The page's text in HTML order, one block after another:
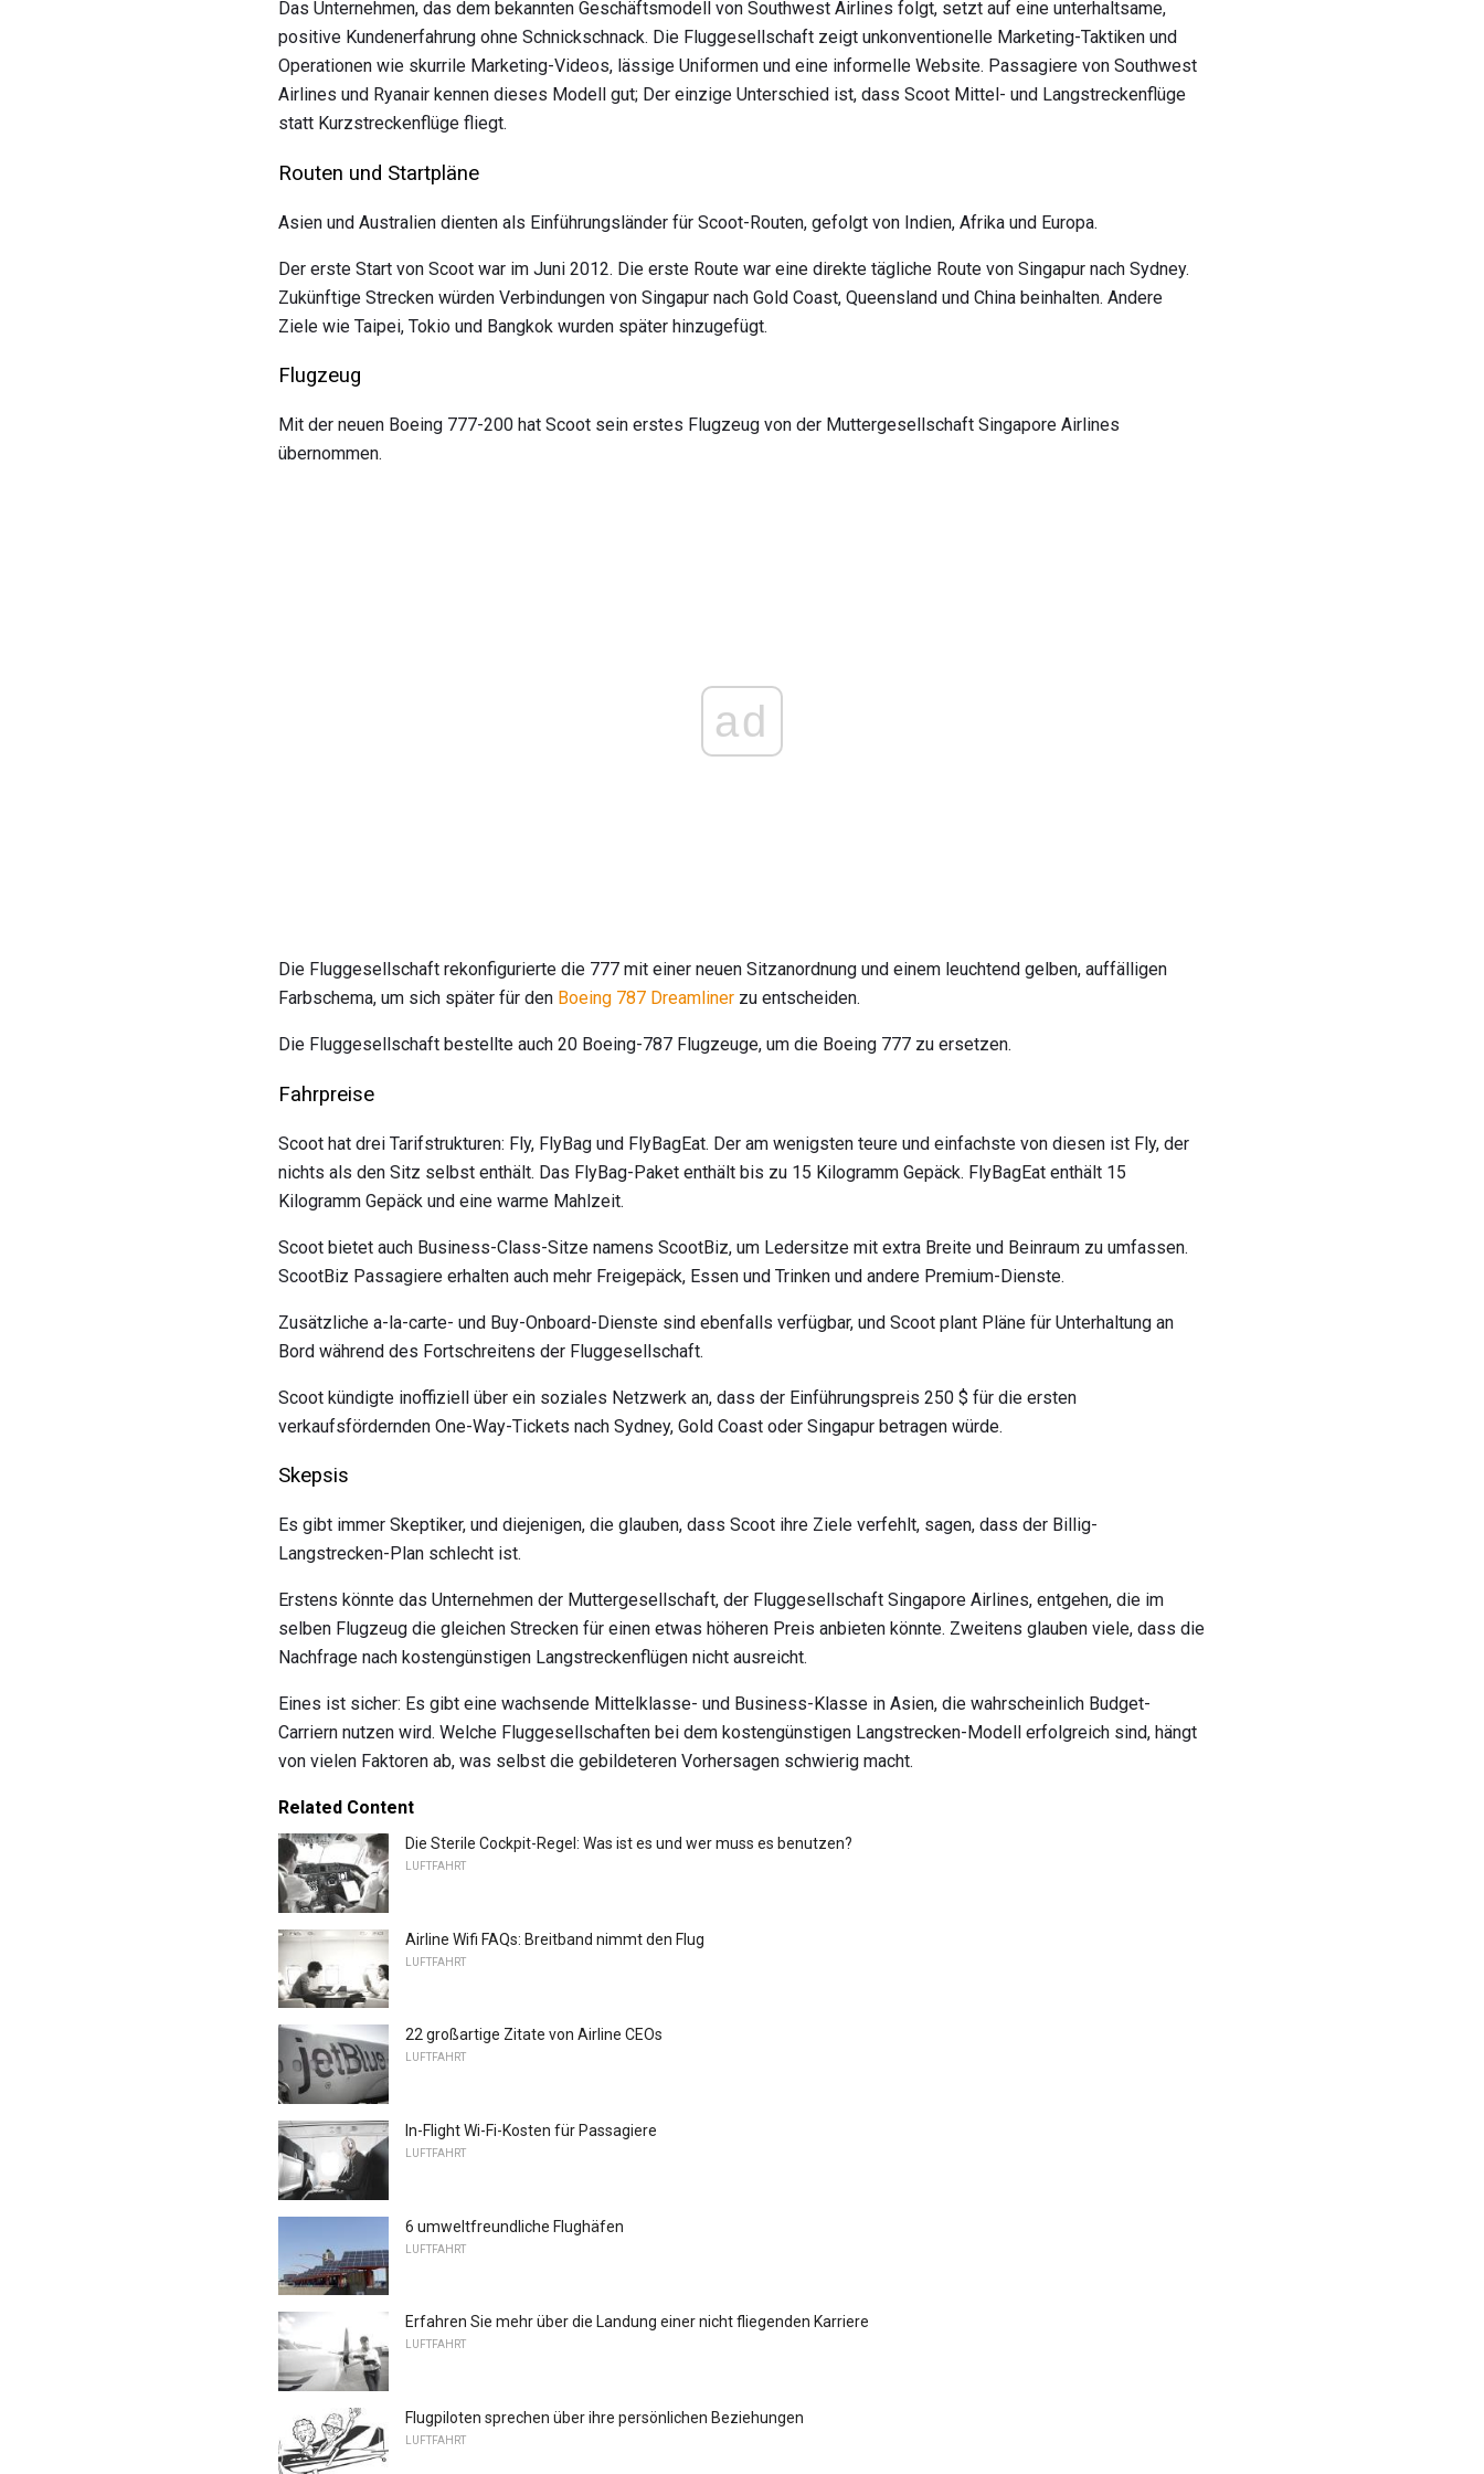
Das Unternehmen, das dem bekannten Geschäftsmodell von Southwest Airlines folgt, setzt auf eine unterhaltsame,
positive Kundenerfahrung ohne Schnickschnack. Die Fluggesellschaft zeigt unkonventionelle Marketing-Taktiken und
Operationen wie skurrile Marketing-Videos, lässige Uniformen und eine informelle Website. Passagiere von Southwest
Airlines und Ryanair kennen dieses Modell gut; Der einzige Unterschied ist, dass Scoot Mittel- und Langstreckenflüge
statt Kurzstreckenflüge fliegt.
Routen und Startpläne
Asien und Australien dienten als Einführungsländer für Scoot-Routen, gefolgt von Indien, Afrika und Europa.
Der erste Start von Scoot war im Juni 2012. Die erste Route war eine direkte tägliche Route von Singapur nach Sydney.
Zukünftige Strecken würden Verbindungen von Singapur nach Gold Coast, Queensland und China beinhalten. Andere
Ziele wie Taipei, Tokio und Bangkok wurden später hinzugefügt.
Flugzeug
Mit der neuen Boeing 777-200 hat Scoot sein erstes Flugzeug von der Muttergesellschaft Singapore Airlines
übernommen.
ad
Die Fluggesellschaft rekonfigurierte die 777 mit einer neuen Sitzanordnung und einem leuchtend gelben, auffälligen
Farbschema, um sich später für den Boeing 787 Dreamliner zu entscheiden.
Die Fluggesellschaft bestellte auch 20 Boeing-787 Flugzeuge, um die Boeing 777 zu ersetzen.
Fahrpreise
Scoot hat drei Tarifstrukturen: Fly, FlyBag und FlyBagEat. Der am wenigsten teure und einfachste von diesen ist Fly, der
nichts als den Sitz selbst enthält. Das FlyBag-Paket enthält bis zu 15 Kilogramm Gepäck. FlyBagEat enthält 15
Kilogramm Gepäck und eine warme Mahlzeit.
Scoot bietet auch Business-Class-Sitze namens ScootBiz, um Ledersitze mit extra Breite und Beinraum zu umfassen.
ScootBiz Passagiere erhalten auch mehr Freigepäck, Essen und Trinken und andere Premium-Dienste.
Zusätzliche a-la-carte- und Buy-Onboard-Dienste sind ebenfalls verfügbar, und Scoot plant Pläne für Unterhaltung an
Bord während des Fortschreitens der Fluggesellschaft.
Scoot kündigte inoffiziell über ein soziales Netzwerk an, dass der Einführungspreis 250 $ für die ersten
verkaufsfördernden One-Way-Tickets nach Sydney, Gold Coast oder Singapur betragen würde.
Skepsis
Es gibt immer Skeptiker, und diejenigen, die glauben, dass Scoot ihre Ziele verfehlt, sagen, dass der Billig-
Langstrecken-Plan schlecht ist.
Erstens könnte das Unternehmen der Muttergesellschaft, der Fluggesellschaft Singapore Airlines, entgehen, die im
selben Flugzeug die gleichen Strecken für einen etwas höheren Preis anbieten könnte. Zweitens glauben viele, dass die
Nachfrage nach kostengünstigen Langstreckenflügen nicht ausreicht.
Eines ist sicher: Es gibt eine wachsende Mittelklasse- und Business-Klasse in Asien, die wahrscheinlich Budget-
Carriern nutzen wird. Welche Fluggesellschaften bei dem kostengünstigen Langstrecken-Modell erfolgreich sind, hängt
von vielen Faktoren ab, was selbst die gebildeteren Vorhersagen schwierig macht.
Related Content
Die Sterile Cockpit-Regel: Was ist es und wer muss es benutzen?
LUFTFAHRT
Airline Wifi FAQs: Breitband nimmt den Flug
LUFTFAHRT
22 großartige Zitate von Airline CEOs
LUFTFAHRT
In-Flight Wi-Fi-Kosten für Passagiere
LUFTFAHRT
6 umweltfreundliche Flughäfen
LUFTFAHRT
Erfahren Sie mehr über die Landung einer nicht fliegenden Karriere
LUFTFAHRT
Flugpiloten sprechen über ihre persönlichen Beziehungen
LUFTFAHRT